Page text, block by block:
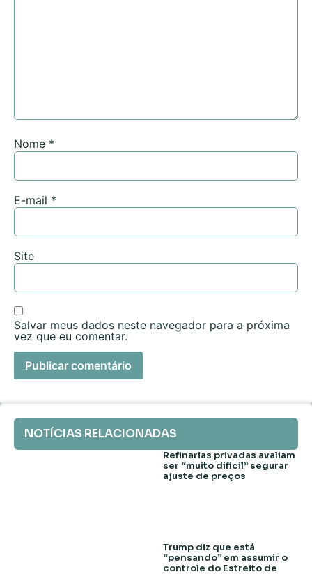
Nome *
E-mail *
Site
Salvar meus dados neste navegador para a próxima
vez que eu comentar.
NOTÍCIAS RELACIONADAS
Refinarias privadas avaliam
ser “muito difícil” segurar
ajuste de preços
Trump diz que está
“pensando” em assumir o
controle do Estreito de